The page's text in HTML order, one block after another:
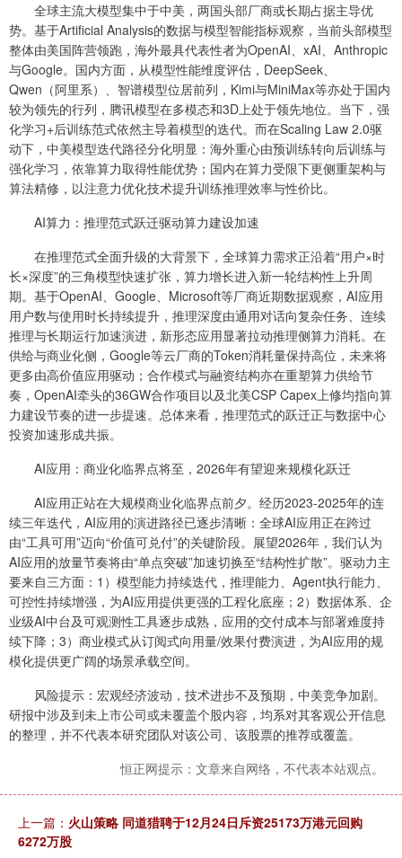
全球主流大模型集中于中美，两国头部厂商或长期占据主导优
势。基于Artificial Analysis的数据与模型智能指标观察，当前头部模型
整体由美国阵营领跑，海外最具代表性者为OpenAI、xAI、Anthropic
与Google。国内方面，从模型性能维度评估，DeepSeek、
Qwen（阿里系）、智谱模型位居前列，Kimi与MiniMax等亦处于国内
较为领先的行列，腾讯模型在多模态和3D上处于领先地位。当下，强
化学习+后训练范式依然主导着模型的迭代。而在Scaling Law 2.0驱
动下，中美模型迭代路径分化明显：海外重心由预训练转向后训练与
强化学习，依靠算力取得性能优势；国内在算力受限下更侧重架构与
算法精修，以注意力优化技术提升训练推理效率与性价比。
AI算力：推理范式跃迁驱动算力建设加速
在推理范式全面升级的大背景下，全球算力需求正沿着“用户×时
长×深度”的三角模型快速扩张，算力增长进入新一轮结构性上升周
期。基于OpenAI、Google、Microsoft等厂商近期数据观察，AI应用
用户数与使用时长持续提升，推理深度由通用对话向复杂任务、连续
推理与长期运行加速演进，新形态应用显著拉动推理侧算力消耗。在
供给与商业化侧，Google等云厂商的Token消耗量保持高位，未来将
更多由高价值应用驱动；合作模式与融资结构亦在重塑算力供给节
奏，OpenAI牵头的36GW合作项目以及北美CSP Capex上修均指向算
力建设节奏的进一步提速。总体来看，推理范式的跃迁正与数据中心
投资加速形成共振。
AI应用：商业化临界点将至，2026年有望迎来规模化跃迁
AI应用正站在大规模商业化临界点前夕。经历2023-2025年的连
续三年迭代，AI应用的演进路径已逐步清晰：全球AI应用正在跨过
由“工具可用”迈向“价值可兑付”的关键阶段。展望2026年，我们认为
AI应用的放量节奏将由“单点突破”加速切换至“结构性扩散”。驱动力主
要来自三方面：1）模型能力持续迭代，推理能力、Agent执行能力、
可控性持续增强，为AI应用提供更强的工程化底座；2）数据体系、企
业级AI中台及可观测性工具逐步成熟，应用的交付成本与部署难度持
续下降；3）商业模式从订阅式向用量/效果付费演进，为AI应用的规
模化提供更广阔的场景承载空间。
风险提示：宏观经济波动，技术进步不及预期，中美竞争加剧。
研报中涉及到未上市公司或未覆盖个股内容，均系对其客观公开信息
的整理，并不代表本研究团队对该公司、该股票的推荐或覆盖。
恒正网提示：文章来自网络，不代表本站观点。
上一篇： 火山策略 同道猎聘于12月24日斥资25173万港元回购
6272万股